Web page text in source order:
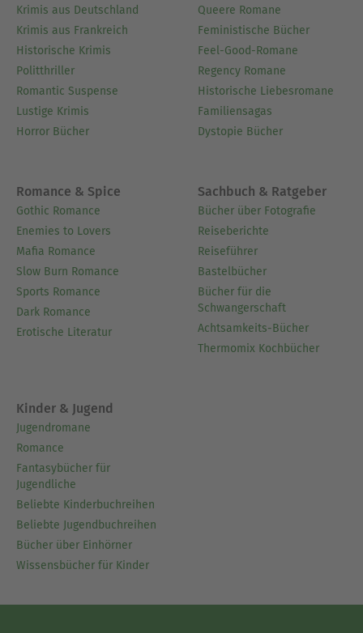
Krimis aus Deutschland
Krimis aus Frankreich
Historische Krimis
Politthriller
Romantic Suspense
Lustige Krimis
Horror Bücher
Queere Romane
Feministische Bücher
Feel-Good-Romane
Regency Romane
Historische Liebesromane
Familiensagas
Dystopie Bücher
Romance & Spice
Gothic Romance
Enemies to Lovers
Mafia Romance
Slow Burn Romance
Sports Romance
Dark Romance
Erotische Literatur
Sachbuch & Ratgeber
Bücher über Fotografie
Reiseberichte
Reiseführer
Bastelbücher
Bücher für die
Schwangerschaft
Achtsamkeits-Bücher
Thermomix Kochbücher
Kinder & Jugend
Jugendromane
Romance
Fantasybücher für
Jugendliche
Beliebte Kinderbuchreihen
Beliebte Jugendbuchreihen
Bücher über Einhörner
Wissensbücher für Kinder